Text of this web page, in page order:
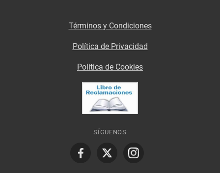
Términos y Condiciones
Política de Privacidad
Politica de Cookies
SÍGUENOS